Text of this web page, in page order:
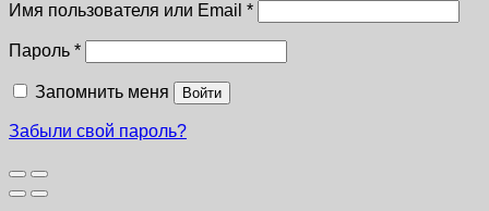
Имя пользователя или Email *
Пароль *
Запомнить меня Войти
Забыли свой пароль?